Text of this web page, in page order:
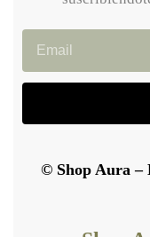
© Shop Aura –